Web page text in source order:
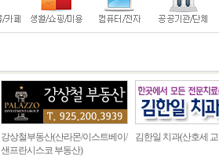
강상철부동산(산라몬/이스트베이/
샌프란시스코 부동산)
김한일 치과(산호세